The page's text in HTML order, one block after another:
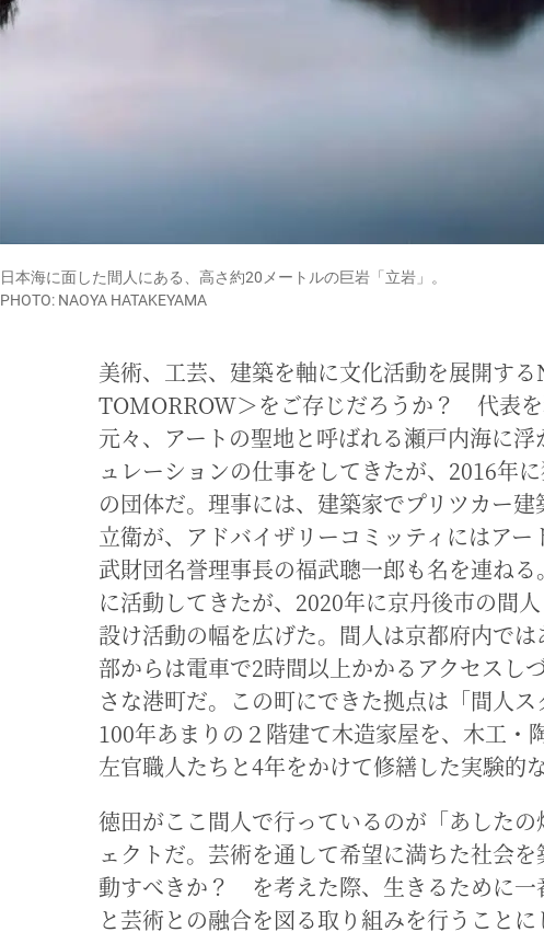
日本海に面した間人にある、高さ約20メートルの巨岩「立岩」。
PHOTO: NAOYA HATAKEYAMA
美術、工芸、建築を軸に文化活動を展開する
TOMORROW＞をご存じだろうか？ 代表
元々、アートの聖地と呼ばれる瀬戸内海に
ュレーションの仕事をしてきたが、2016年
の団体だ。理事には、建築家でプリツカー
立衛が、アドバイザリーコミッティにはア
武財団名誉理事長の福武聰一郎も名を連ね
に活動してきたが、2020年に京丹後市の間
設け活動の幅を広げた。間人は京都府内で
部からは電車で2時間以上かかるアクセスし
さな港町だ。この町にできた拠点は「間人
100年あまりの２階建て木造家屋を、木工・
左官職人たちと4年をかけて修繕した実験的
徳田がここ間人で行っているのが「あした
ェクトだ。芸術を通して希望に満ちた社会
動すべきか？ を考えた際、生きるために一
と芸術との融合を図る取り組みを行うことに